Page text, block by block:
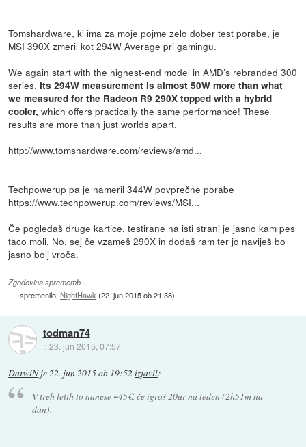
Tomshardware, ki ima za moje pojme zelo dober test porabe, je
MSI 390X zmeril kot 294W Average pri gamingu.
We again start with the highest-end model in AMD’s rebranded 300
series.Its 294W measurement is almost 50W more than what
we measured for the Radeon R9 290X topped with a hybrid
cooler,which offers practically the same performance! These
results are more than just worlds apart.
http://www.tomshardware.com/reviews/amd...
Techpowerup pa je nameril 344W povprečne porabe
https://www.techpowerup.com/reviews/MSI...
Če pogledaš druge kartice, testirane na isti strani je jasno kam pes
taco moli. No, sej če vzameš 290X in dodaš ram ter jo naviješ bo
jasno bolj vroča.
Zgodovina sprememb…
spremenilo:NightHawk(22. jun 2015 ob 21:38)
todman74
::23. jun 2015, 07:57
DarwiNje22. jun 2015 ob 19:52 izjavil:
V treh letih to nanese ~45€, če igraš 20ur na teden (2h51m na
dan).